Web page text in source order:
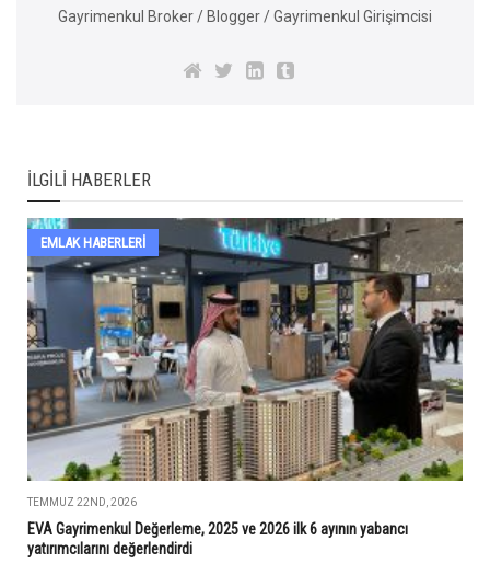
Gayrimenkul Broker / Blogger / Gayrimenkul Girişimcisi
İLGILI HABERLER
EMLAK HABERLERI
TEMMUZ 22ND, 2026
EVA Gayrimenkul Değerleme, 2025 ve 2026 ilk 6 ayının yabancı
yatırımcılarını değerlendirdi